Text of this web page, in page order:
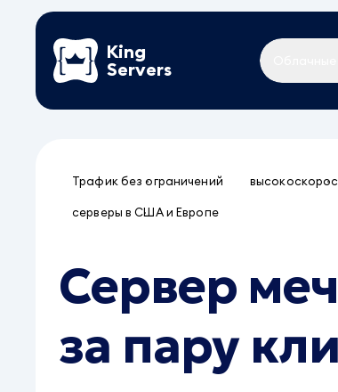
King
Servers
Трафик без ограничений
серверы в США и Европе
Сервер
за пару